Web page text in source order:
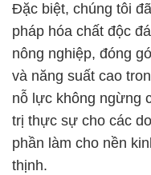
Đặc biệt, chúng tôi
pháp hóa chất độc
nông nghiệp, đóng
và năng suất cao
nỗ lực không ngừng
trị thực sự cho các
phần làm cho nền
thịnh.